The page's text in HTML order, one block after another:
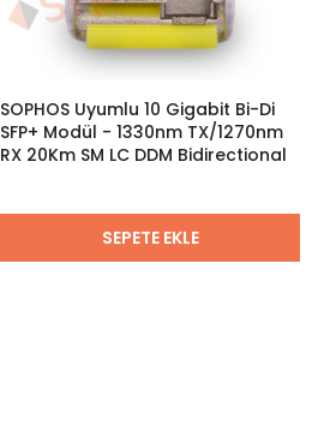
SOPHOS Uyumlu 10 Gigabit Bi-Di
SFP+ Modül - 1330nm TX/1270nm
RX 20Km SM LC DDM Bidirectional
SEPETE EKLE